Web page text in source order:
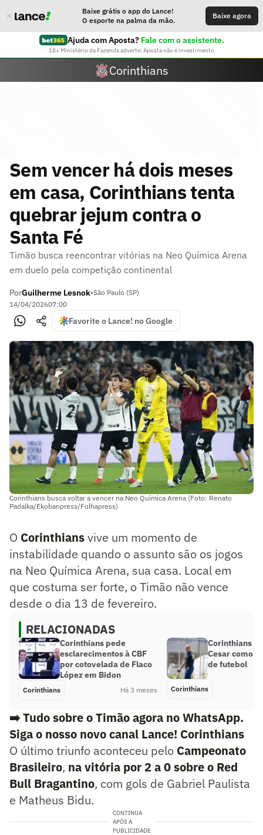
Baixe grátis o app do Lance!
O esporte na palma da mão.
Baixe agora
Ajuda com Aposta? Fale com o assistente.
18+ Ministério da Fazenda adverte: Aposta não é investimento
Corinthians
Sem vencer há dois meses
em casa, Corinthians tenta
quebrar jejum contra o
Santa Fé
Timão busca reencontrar vitórias na Neo Química Arena
em duelo pela competição continental
PorGuilherme Lesnok•São Paulo (SP)
14/04/202607:00
Favorite o Lance! no Google
Corinthians busca voltar a vencer na Neo Química Arena (Foto: Renato
Padalka/Ekobanpress/Folhapress)
O Corinthiansvive um momento de
instabilidade quando o assunto são os jogos
na Neo Química Arena, sua casa. Local em
que costuma ser forte, o Timão não vence
desde o dia 13 de fevereiro.
RELACIONADAS
Corinthians pede
esclarecimentos à CBF
por cotovelada de Flaco
López em Bidon
Corinthians Há 3 meses
Corinthians
Cesar como
de futebol
Corinthians
➡️ Tudo sobre o Timão agora no WhatsApp.
Siga o nosso novo canal Lance! Corinthians
O último triunfo aconteceu pelo Campeonato
Brasileiro, na vitória por 2 a 0 sobre o Red
Bull Bragantino, com gols de Gabriel Paulista
e Matheus Bidu.
CONTINUA
APÓS A
PUBLICIDADE